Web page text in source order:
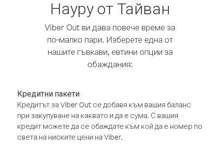
Науру от Тайван
Viber Out ви дава повече време за
по-малко пари. Изберете една от
нашите гъвкави, евтини опции за
обаждания:
Кредитни пакети
Кредитът за Viber Out се добавя към вашия баланс
при закупуване на каквато и да е сума. С вашия
кредит можете да се обаждате към кой да е номер по
света на ниските цени на Viber.